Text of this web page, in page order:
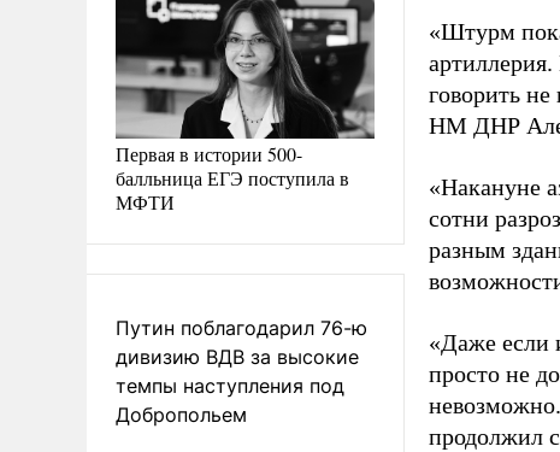
Первая в истории 500-
балльница ЕГЭ поступила в
МФТИ
Путин поблагодарил 76-ю
дивизию ВДВ за высокие
темпы наступления под
Добропольем
«Штурм
говорить
НМ ДНР
«Накануне
сотни
разным
«Даже если
просто не
продолжил